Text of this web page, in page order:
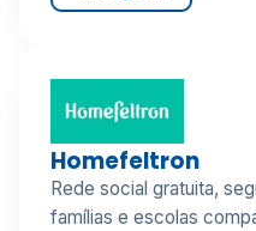
Homefeltron
Rede social gratuita,
famílias e escolas